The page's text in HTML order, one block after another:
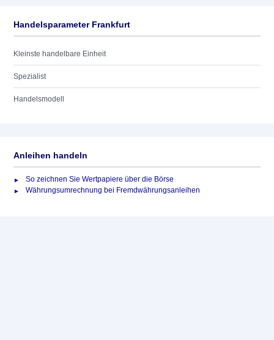
Handelsparameter Frankfurt
Kleinste handelbare Einheit
Spezialist
Handelsmodell
Anleihen handeln
So zeichnen Sie Wertpapiere über die Börse
Währungsumrechnung bei Fremdwährungsanleihen